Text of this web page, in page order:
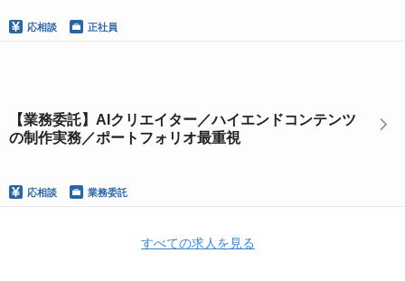
応相談 正社員
【業務委託】AIクリエイター／ハイエンドコンテンツ
の制作実務／ポートフォリオ最重視
応相談 業務委託
すべての求人を見る